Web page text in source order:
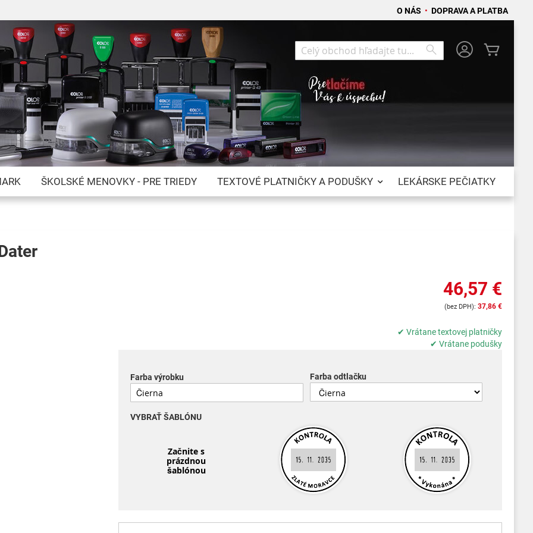
O NÁS • DOPRAVA A PLATBA
to
Content
Search
ŠKOLSKÉ MENOVKY - PRE TRIEDY TEXTOVÉ PLATNIČKY A PODUŠKY LEKÁRSKE PEČIATKY
46,57 €
37,86 €
✔ Vrátane textovej platničky
✔ Vrátane podušky
Farba výrobku Farba odtlačku
VYBRAŤ ŠABLÓNU
Začnite s
prázdnou
šablónou